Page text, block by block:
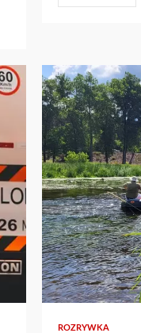
4 min read
ROZRYWKA